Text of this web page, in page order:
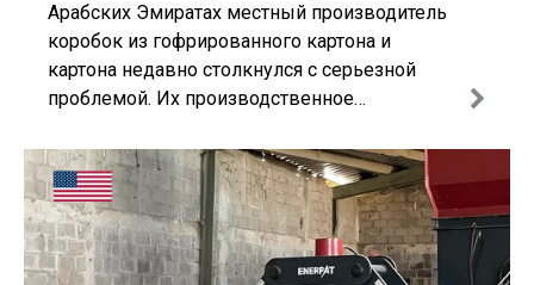
Арабских Эмиратах местный производитель
коробок из гофрированного картона и
картона недавно столкнулся с серьезной
проблемой. Их производственное
количество отходов картона и бумаги, но
существующий подержанный пресс-
подборщик картона изо всех сил пытался
сохранить